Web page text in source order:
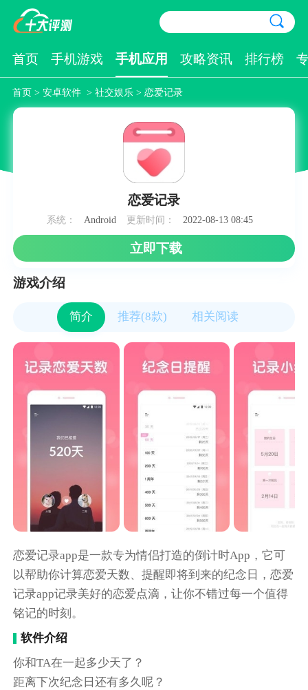
首页 手机游戏 手机应用 攻略资讯 排行榜
首页> 安卓软件 > 社交娱乐> 恋爱记录
恋爱记录
系统： Android 更新时间： 2022-08-13 08:45
立即下载
游戏介绍
简介 推荐(8款) 相关阅读
恋爱记录app是一款专为情侣打造的倒计时App，它可
以帮助你计算恋爱天数、提醒即将到来的纪念日，恋爱
记录app记录美好的恋爱点滴，让你不错过每一个值得
铭记的时刻。
软件介绍
你和TA在一起多少天了？
距离下次纪念日还有多久呢？